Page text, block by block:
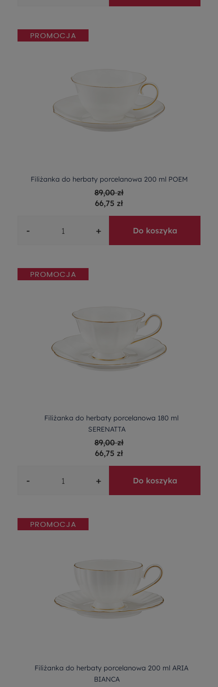
Filiżanka do herbaty porcelanowa 200 ml POEM
89,00 zł
66,75 zł
- + Do koszyka
Filiżanka do herbaty porcelanowa 180 ml
SERENATTA
89,00 zł
66,75 zł
- + Do koszyka
Filiżanka do herbaty porcelanowa 200 ml ARIA
BIANCA